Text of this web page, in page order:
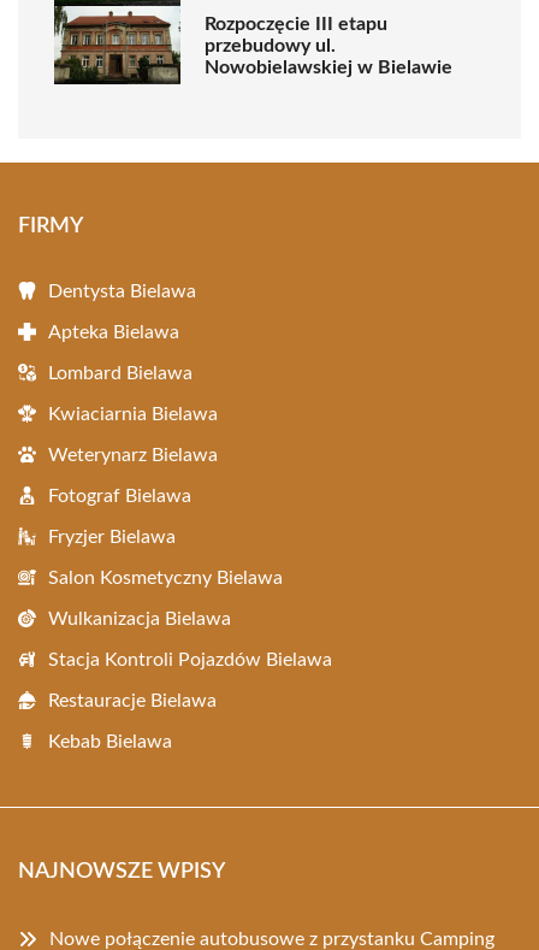
Rozpoczęcie III etapu
przebudowy ul.
Nowobielawskiej w Bielawie
FIRMY
Dentysta Bielawa
Apteka Bielawa
Lombard Bielawa
Kwiaciarnia Bielawa
Weterynarz Bielawa
Fotograf Bielawa
Fryzjer Bielawa
Salon Kosmetyczny Bielawa
Wulkanizacja Bielawa
Stacja Kontroli Pojazdów Bielawa
Restauracje Bielawa
Kebab Bielawa
NAJNOWSZE WPISY
Nowe połączenie autobusowe z przystanku Camping